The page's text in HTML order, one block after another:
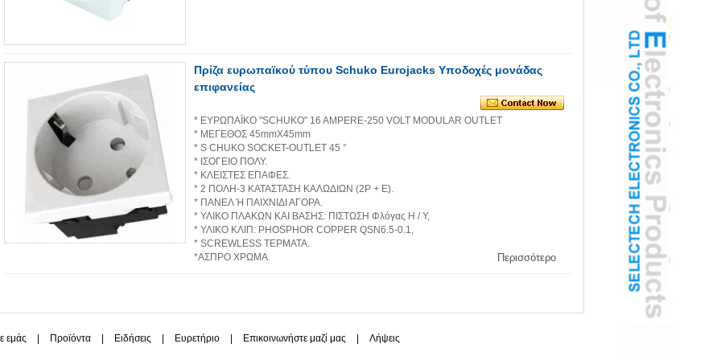
Πρίζα ευρωπαϊκού τύπου Schuko Eurojacks Υποδοχές μονάδας
επιφανείας
* ΕΥΡΩΠΑΪΚΟ "SCHUKO" 16 AMPERE-250 VOLT MODULAR OUTLET
* ΜΕΓΕΘΟΣ 45mmX45mm
* S CHUKO SOCKET-OUTLET 45 °
* ΙΣΟΓΕΙΟ ΠΟΛΥ.
* ΚΛΕΙΣΤΕΣ ΕΠΑΦΕΣ.
* 2 ΠΟΛΗ-3 ΚΑΤΑΣΤΑΣΗ ΚΑΛΩΔΙΩΝ (2P + E).
* ΠΑΝΕΛ Ή ΠΑΙΧΝΙΔΙ ΑΓΟΡΑ.
* ΥΛΙΚΟ ΠΛΑΚΩΝ ΚΑΙ ΒΑΣΗΣ: ΠΙΣΤΩΣΗ Φλόγας Η / Υ,
* ΥΛΙΚΟ ΚΛΙΠ: PHOSPHOR COPPER QSN6.5-0.1,
* SCREWLESS ΤΕΡΜΑΤΑ.
*ΑΣΠΡΟ ΧΡΩΜΑ.
Περισσότερο
εμάς Προϊόντα Ειδήσεις Ευρετήριο Επικοινωνήστε μαζί μας Λήψεις